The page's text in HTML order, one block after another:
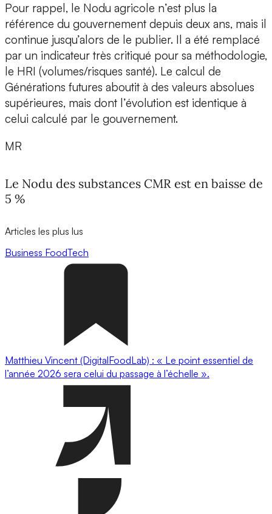
Pour rappel, le Nodu agricole n’est plus la
référence du gouvernement depuis deux ans, mais il
continue jusqu’alors de le publier. Il a été remplacé
par un indicateur très critiqué pour sa méthodologie,
le HRI (volumes/risques santé). Le calcul de
Générations futures aboutit à des valeurs absolues
supérieures, mais dont l’évolution est identique à
celui calculé par le gouvernement.
MR
Le Nodu des substances CMR est en baisse de
5 %
Articles les plus lus
Business FoodTech
Matthieu Vincent (DigitalFoodLab) : « Le point essentiel de
l’année 2026 sera celui du passage à l’échelle ».